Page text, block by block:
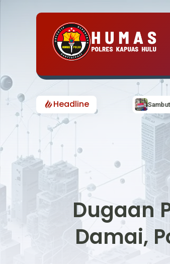
HeadlineSambut HUT RI ke-81,
Dugaan
Damai,